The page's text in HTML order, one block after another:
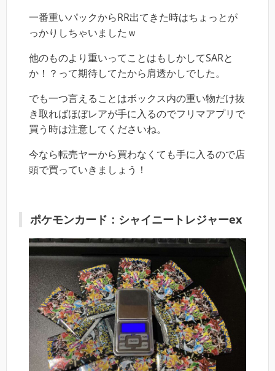
一番重いパックからRR出てきた時はちょっとが
っかりしちゃいましたｗ
他のものより重いってことはもしかしてSARと
か！？って期待してたから肩透かしでした。
でも一つ言えることはボックス内の重い物だけ抜
き取ればほぼレアが手に入るのでフリマアプリで
買う時は注意してくださいね。
今なら転売ヤーから買わなくても手に入るので店
頭で買っていきましょう！
ポケモンカード：シャイニートレジャーex